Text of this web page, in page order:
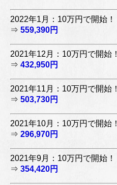
2022年1月：10万円で開始！
⇒ 559,390円
2021年12月：10万円で開始！
⇒ 432,950円
2021年11月：10万円で開始！
⇒ 503,730円
2021年10月：10万円で開始！
⇒ 296,970円
2021年9月：10万円で開始！
⇒ 354,420円